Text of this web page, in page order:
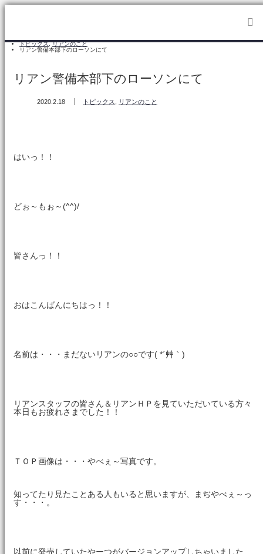
トピックス, リアンのこと
リアン警備本部下のローソンにて
リアン警備本部下のローソンにて
2020.2.18 トピックス リアンのこと
はいっ！！
どぉ～もぉ～(^^)/
皆さんっ！！
おはこんばんにちはっ！！
名前は・・・まだないリアンの○○です( *´艸｀)
リアンスタッフの皆さん＆リアンＨＰを見ていただいている方々
本日もお疲れさまでした！！
ＴＯＰ画像は・・・やべぇ～写真です。
知ってたり見たことある人もいると思いますが、まぢやべぇ～っ
す・・・。
以前に発売していたやーつがバージョンアップしちゃいました